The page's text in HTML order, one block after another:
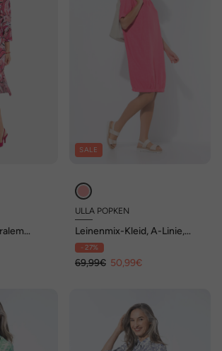
SALE
ULLA POPKEN
Leinenmix-Kleid, A-Linie,
Rundhals, Halbarm, Taschen
- 27%
69,99€ 50,99€